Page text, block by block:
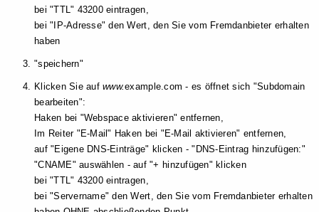
bei "TTL" 43200 eintragen,
bei "IP-Adresse" den Wert, den Sie vom Fremdanbieter erhalten
haben
"speichern"
Klicken Sie aufwww.example.com - es öffnet sich "Subdomain
bearbeiten":
Haken bei "Webspace aktivieren" entfernen,
Im Reiter "E-Mail" Haken bei "E-Mail aktivieren" entfernen,
auf "Eigene DNS-Einträge" klicken - "DNS-Eintrag hinzufügen:"
"CNAME" auswählen - auf "+ hinzufügen" klicken
bei "TTL" 43200 eintragen,
bei "Servername" den Wert, den Sie vom Fremdanbieter erhalten